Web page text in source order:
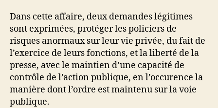
Dans cette affaire, deux demandes légitimes
sont exprimées, protéger les policiers de
risques anormaux sur leur vie privée, du fait de
l’exercice de leurs fonctions, et la liberté de la
presse, avec le maintien d’une capacité de
contrôle de l’action publique, en l’occurence la
manière dont l’ordre est maintenu sur la voie
publique.